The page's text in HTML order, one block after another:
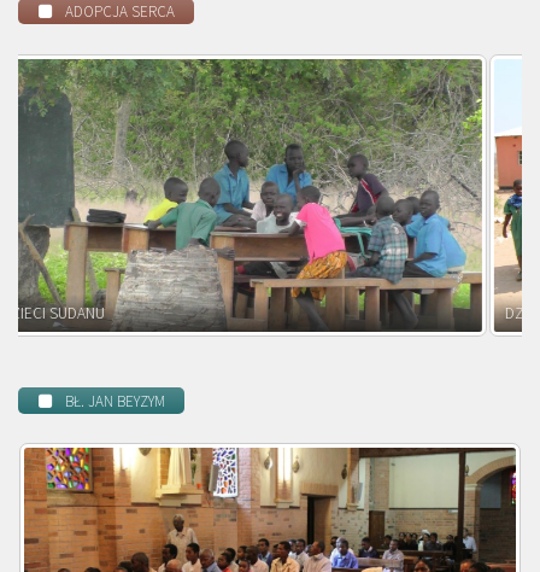
ADOPCJA SERCA
DZIECI ZAMBII
BŁ. JAN BEYZYM